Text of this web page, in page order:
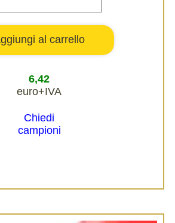
6,42
euro+IVA
Chiedi
campioni